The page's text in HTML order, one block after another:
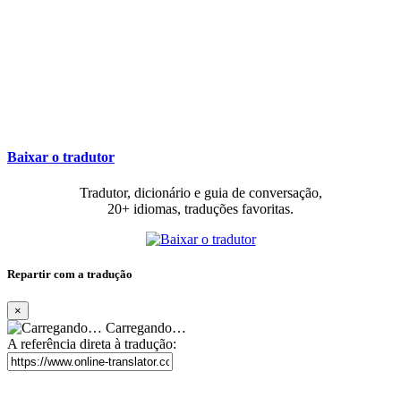
Baixar o tradutor
Tradutor, dicionário e guia de conversação,
20+ idiomas, traduções favoritas.
Repartir com a tradução
×
Carregando…
A referência direta à tradução: